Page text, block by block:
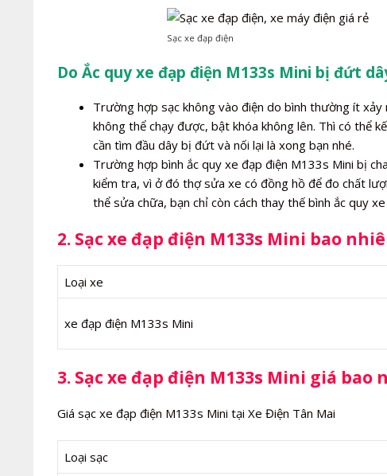
Sạc xe đạp điện
Do Ắc quy xe đạp điện M133s Mini bị đứt
Trường hợp sạc không vào điện do bình thường ít
không thể chạy được, bật khóa không lên. Thì có thể
cần tìm đầu dây bị đứt và nối lại là xong bạn nhé.
Trường hợp bình ắc quy xe đạp điện M133s Mini bị
kiểm tra, vì ở đó thợ sửa xe có đồng hồ để đo chất
thể sửa chữa, bạn chỉ còn cách thay thế bình ắc quy
2. Sạc xe đạp điện M133s Mini bao
Loại xe
xe đạp điện M133s Mini
3. Sạc xe đạp điện M133s Mini giá bao
Giá sạc xe đạp điện M133s Mini tại Xe Điện Tân Mai
Loại sạc